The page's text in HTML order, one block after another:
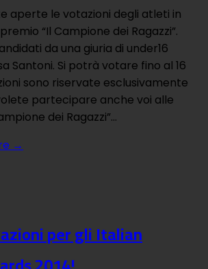
aperte le votazioni degli atleti in
“Il Campione dei Ragazzi”.
da una giuria di under16
Santoni. Si potrà votare fino al 16
sono riservate esclusivamente
partecipare anche voi alle
dei Ragazzi”…
→
per gli Italian